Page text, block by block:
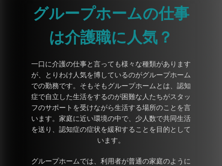
グループホームの仕事
は介護職に人気？
一口に介護の仕事と言っても様々な種類があります
が、とりわけ人気を博しているのがグループホーム
での勤務です。そもそもグループホームとは、認知
症で自立した生活をするのが困難な人たちがスタッ
フのサポートを受けながら生活する場所のことを言
います。家庭に近い環境の中で、少人数で共同生活
を送り、認知症の症状を緩和することを目的として
います。
グループホームでは、利用者が普通の家庭のように